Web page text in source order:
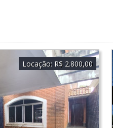
Locação: R$ 2.800,00